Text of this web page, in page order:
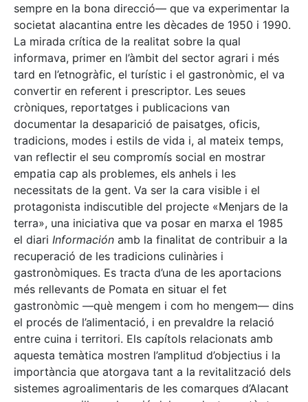
sempre en la bona direcció— que va experimentar la
societat alacantina entre les dècades de 1950 i 1990.
La mirada crítica de la realitat sobre la qual
informava, primer en l’àmbit del sector agrari i més
tard en l’etnogràfic, el turístic i el gastronòmic, el va
convertir en referent i prescriptor. Les seues
cròniques, reportatges i publicacions van
documentar la desaparició de paisatges, oficis,
tradicions, modes i estils de vida i, al mateix temps,
van reflectir el seu compromís social en mostrar
empatia cap als problemes, els anhels i les
necessitats de la gent. Va ser la cara visible i el
protagonista indiscutible del projecte «Menjars de la
terra», una iniciativa que va posar en marxa el 1985
el diari Información amb la finalitat de contribuir a la
recuperació de les tradicions culinàries i
gastronòmiques. Es tracta d’una de les aportacions
més rellevants de Pomata en situar el fet
gastronòmic —què mengem i com ho mengem— dins
el procés de l’alimentació, i en prevaldre la relació
entre cuina i territori. Els capítols relacionats amb
aquesta temàtica mostren l’amplitud d’objectius i la
importància que atorgava tant a la revitalització dels
sistemes agroalimentaris de les comarques d’Alacant